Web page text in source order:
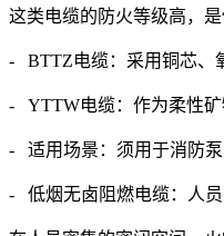
这类电缆的防火等级高，
- BTTZ电缆：采用铜芯、
- YTTW电缆：作为柔性矿
- 适用场景：须用于消防泵
- 低烟无卤阻燃电缆：人